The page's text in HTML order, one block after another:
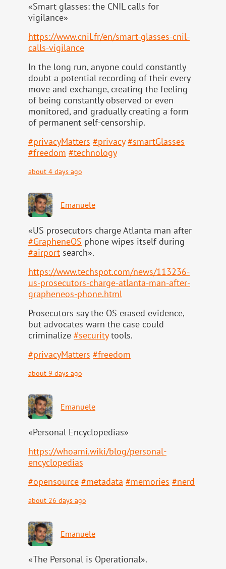
«Smart glasses: the CNIL calls for
vigilance»
https://www.cnil.fr/en/smart-glasses-cnil-
calls-vigilance
In the long run, anyone could constantly
doubt a potential recording of their every
move and exchange, creating the feeling
of being constantly observed or even
monitored, and gradually creating a form
of permanent self-censorship.
#privacyMatters #privacy #smartGlasses
#freedom #technology
about 4 days ago
Emanuele
«US prosecutors charge Atlanta man after
#GrapheneOS phone wipes itself during
#airport search».
https://www.techspot.com/news/113236-
us-prosecutors-charge-atlanta-man-after-
grapheneos-phone.html
Prosecutors say the OS erased evidence,
but advocates warn the case could
criminalize #securitytools.
#privacyMatters #freedom
about 9 days ago
Emanuele
«Personal Encyclopedias»
https://whoami.wiki/blog/personal-
encyclopedias
#opensource #metadata #memories #nerd
about 26 days ago
Emanuele
«The Personal is Operational».